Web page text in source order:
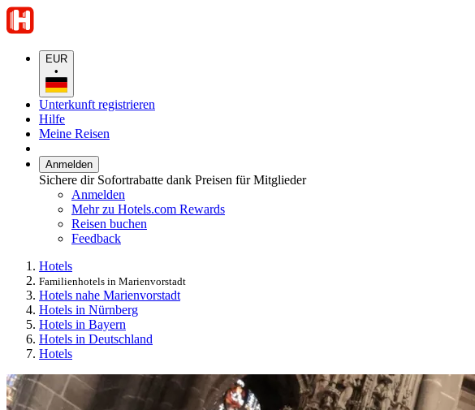
EUR
•
Unterkunft registrieren
Hilfe
Meine Reisen
Anmelden
Sichere dir Sofortrabatte dank Preisen für Mitglieder
Anmelden
Mehr zu Hotels.com Rewards
Reisen buchen
Feedback
Hotels
Familienhotels in Marienvorstadt
Hotels nahe Marienvorstadt
Hotels in Nürnberg
Hotels in Bayern
Hotels in Deutschland
Hotels